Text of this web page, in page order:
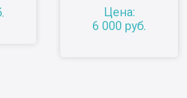
Цена:
6 000 руб.